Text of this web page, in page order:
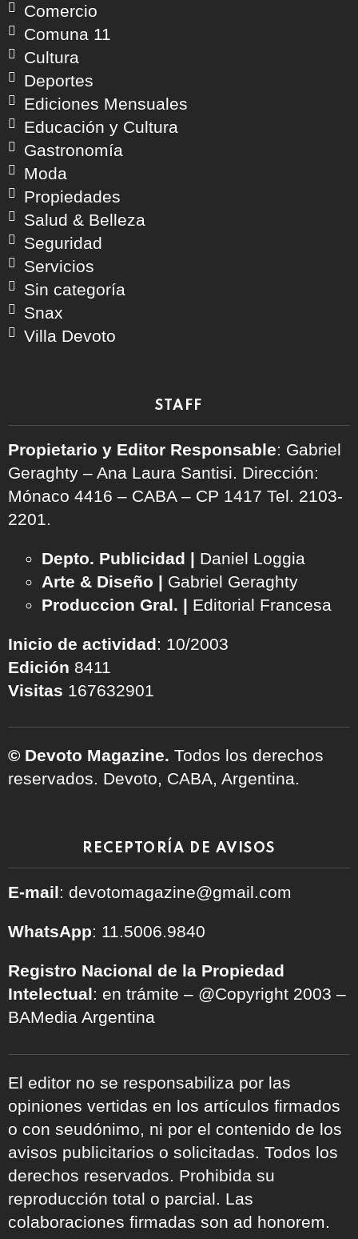
Comercio
Comuna 11
Cultura
Deportes
Ediciones Mensuales
Educación y Cultura
Gastronomía
Moda
Propiedades
Salud & Belleza
Seguridad
Servicios
Sin categoría
Snax
Villa Devoto
STAFF
Propietario y Editor Responsable: Gabriel
Geraghty – Ana Laura Santisi. Dirección:
Mónaco 4416 – CABA – CP 1417 Tel. 2103-
2201.
Depto. Publicidad | Daniel Loggia
Arte & Diseño | Gabriel Geraghty
Produccion Gral. | Editorial Francesa
Inicio de actividad: 10/2003
Edición 8411
Visitas 167632901
© Devoto Magazine. Todos los derechos
reservados. Devoto, CABA, Argentina.
RECEPTORÍA DE AVISOS
E-mail: devotomagazine@gmail.com
WhatsApp: 11.5006.9840
Registro Nacional de la Propiedad
Intelectual: en trámite – @Copyright 2003 –
BAMedia Argentina
El editor no se responsabiliza por las
opiniones vertidas en los artículos firmados
o con seudónimo, ni por el contenido de los
avisos publicitarios o solicitadas. Todos los
derechos reservados. Prohibida su
reproducción total o parcial. Las
colaboraciones firmadas son ad honorem.